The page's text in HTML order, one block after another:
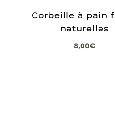
Corbeille à pain
naturelles
8,00€